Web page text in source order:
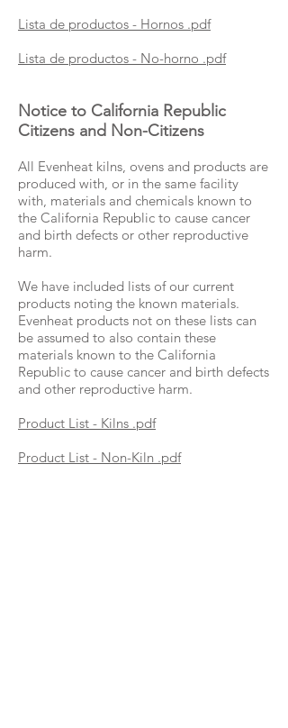
Lista de productos - Hornos .pdf
Lista de productos - No-horno .pdf
Notice to California Republic
Citizens and Non-Citizens
All Evenheat kilns, ovens and products are
produced with, or in the same facility
with, materials and chemicals known to
the California Republic to cause cancer
and birth defects or other reproductive
harm.
We have included lists of our current
products noting the known materials.
Evenheat products not on these lists can
be assumed to also contain these
materials known to the California
Republic to cause cancer and birth defects
and other reproductive harm.
Product List - Kilns .pdf
Product List - Non-Kiln .pdf